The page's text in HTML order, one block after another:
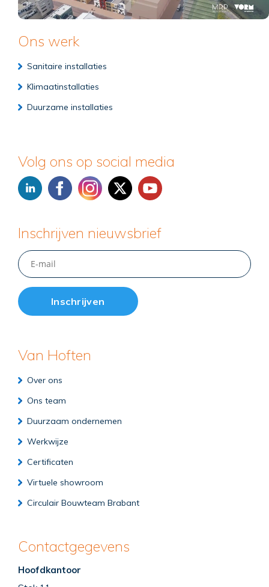
Ons werk
Sanitaire installaties
Klimaatinstallaties
Duurzame installaties
Volg ons op social media
Inschrijven nieuwsbrief
Van Hoften
Over ons
Ons team
Duurzaam ondernemen
Werkwijze
Certificaten
Virtuele showroom
Circulair Bouwteam Brabant
Contactgegevens
Hoofdkantoor